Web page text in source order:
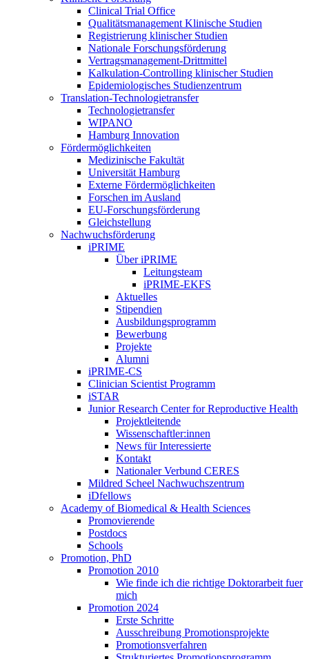
Clinical Trial Office
Qualitätsmanagement Klinische Studien
Registrierung klinischer Studien
Nationale Forschungsförderung
Vertragsmanagement-Drittmittel
Kalkulation-Controlling klinischer Studien
Epidemiologisches Studienzentrum
Translation-Technologietransfer
Technologietransfer
WIPANO
Hamburg Innovation
Fördermöglichkeiten
Medizinische Fakultät
Universität Hamburg
Externe Fördermöglichkeiten
Forschen im Ausland
EU-Forschungsförderung
Gleichstellung
Nachwuchsförderung
iPRIME
Über iPRIME
Leitungsteam
iPRIME-EKFS
Aktuelles
Stipendien
Ausbildungsprogramm
Bewerbung
Projekte
Alumni
iPRIME-CS
Clinician Scientist Programm
iSTAR
Junior Research Center for Reproductive Health
Projektleitende
Wissenschaftler:innen
News für Interessierte
Kontakt
Nationaler Verbund CERES
Mildred Scheel Nachwuchszentrum
iDfellows
Academy of Biomedical & Health Sciences
Promovierende
Postdocs
Schools
Promotion, PhD
Promotion 2010
Wie finde ich die richtige Doktorarbeit fuer
mich
Promotion 2024
Erste Schritte
Ausschreibung Promotionsprojekte
Promotionsverfahren